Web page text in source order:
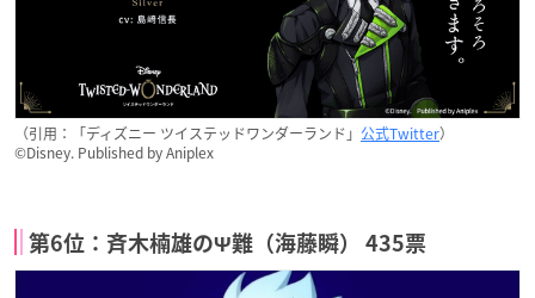
（引用：「ディズニー ツイステッドワンダーランド」 公式Twitter）
©Disney. Published by Aniplex
第6位：斉木楠雄のΨ難（海藤瞬） 435票